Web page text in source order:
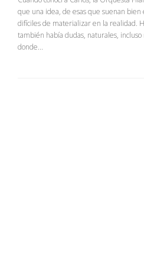
que una idea, de esas que suenan
difíciles de materializar en la realidad.
también había dudas, naturales,
donde...